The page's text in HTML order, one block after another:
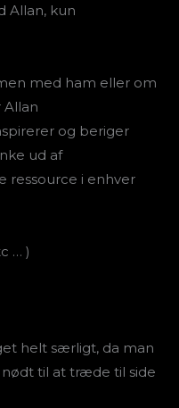
Allan, kun
med ham eller om
Allan
og beriger
ud af
ressource i enhver
… )
helt særligt, da man
til at træde til side